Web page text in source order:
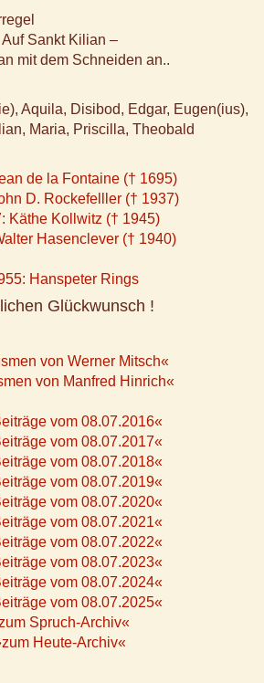
Auf Sankt Kilian –
mit dem Schneiden an..
Aquila, Disibod, Edgar, Eugen(ius),
Maria, Priscilla, Theobald
de la Fontaine († 1695)
D. Rockefelller († 1937)
Käthe Kollwitz († 1945)
Hasenclever († 1940)
Hanspeter Rings
Glückwunsch !
von Werner Mitsch«
von Manfred Hinrich«
vom 08.07.2016«
vom 08.07.2017«
vom 08.07.2018«
vom 08.07.2019«
vom 08.07.2020«
vom 08.07.2021«
vom 08.07.2022«
vom 08.07.2023«
vom 08.07.2024«
vom 08.07.2025«
Spruch-Archiv«
Heute-Archiv«